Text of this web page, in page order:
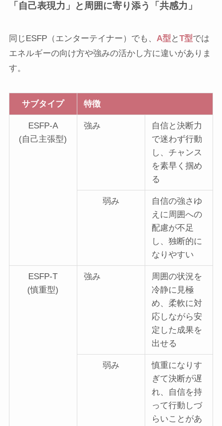
「自己表現力」と周囲に寄り添う「共感力」
同じESFP（エンターテイナー）でも、 A型 とT型では
エネルギーの向け方や強みの活かし方に違いがありま
す。
サブタイプ 特徴
ESFP-A
(自己主張型)
強み
自信と決断力
で迷わず行動
し、チャンス
を素早く掴め
る
弱み
自信の強さゆ
えに周囲への
配慮が不足
し、独断的に
なりやすい
ESFP-T
(慎重型)
強み
周囲の状況を
冷静に見極
め、柔軟に対
応しながら安
定した成果を
出せる
弱み
慎重になりす
ぎて決断が遅
れ、自信を持
って行動しづ
らいことがあ